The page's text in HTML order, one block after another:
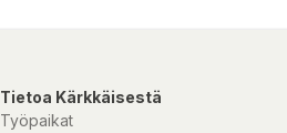
Tietoa Kärkkäisestä
Työpaikat